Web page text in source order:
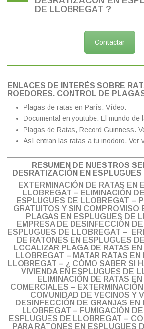
DE LLOBREGAT ?
Contactar
ENLACES DE INTERÉS SOBRE
ROEDORES. CONTROL DE
Plagas de ratas en París. Vídeo.
Documental en youtube. El mundo de
Plagas de Ratas, Record Guinness.
Así entran las ratas a tu inodoro. Ver
RESUMEN DE NUESTROS
DESRATIZACIÓN EN
EXTERMINACIÓN DE RATAS EN
LLOBREGAT – ELIMINACIÓN
ESPLUGUES DE LLOBREGAT –
GRATUITOS Y SIN COMPROMISO
PLAGAS EN ESPLUGUES DE
EMPRESA DE DESINFECCIÓN
ESPLUGUES DE LLOBREGAT –
DE RATONES EN ESPLUGUES
LOCALIZAR PLAGA DE RATAS
LLOBREGAT – MATAR RATAS EN
LLOBREGAT – ¿ CÓMO SABER SI
VIVIENDA EN ESPLUGUES DE
ELIMINACIÓN DE RATAS
COMERCIALES –
COMUNIDAD DE VECINOS Y
DESINFECCIÓN DE GRANJAS EN
LLOBREGAT – FUMIGACIÓN
ESPLUGUES DE LLOBREGAT –
PARA RATONES EN ESPLUGUES